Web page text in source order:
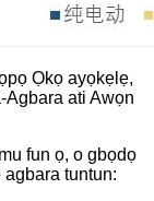
Ọkọ ayọkẹlẹ,
Agbara ati Awọn
fun ọ, o gbọdọ
tuntun: